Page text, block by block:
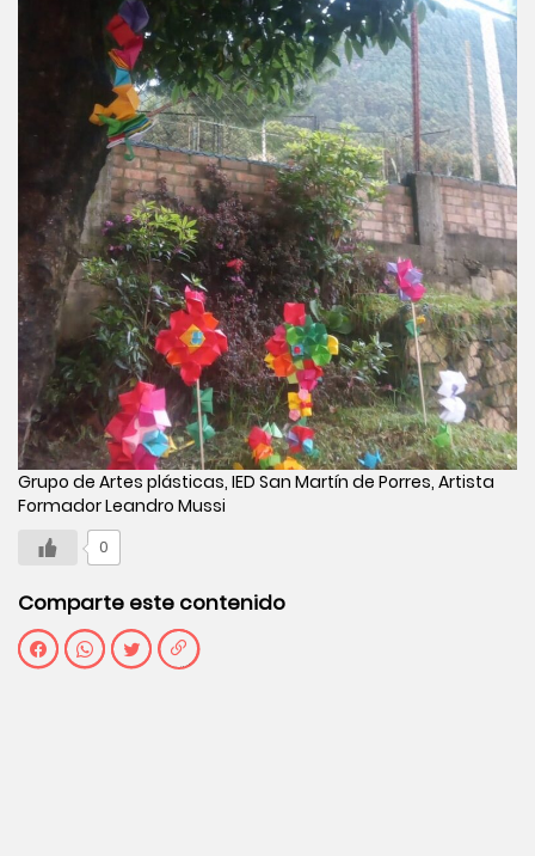
Grupo de Artes plásticas, IED San Martín de Porres, Artista
Formador Leandro Mussi
0
Comparte este contenido